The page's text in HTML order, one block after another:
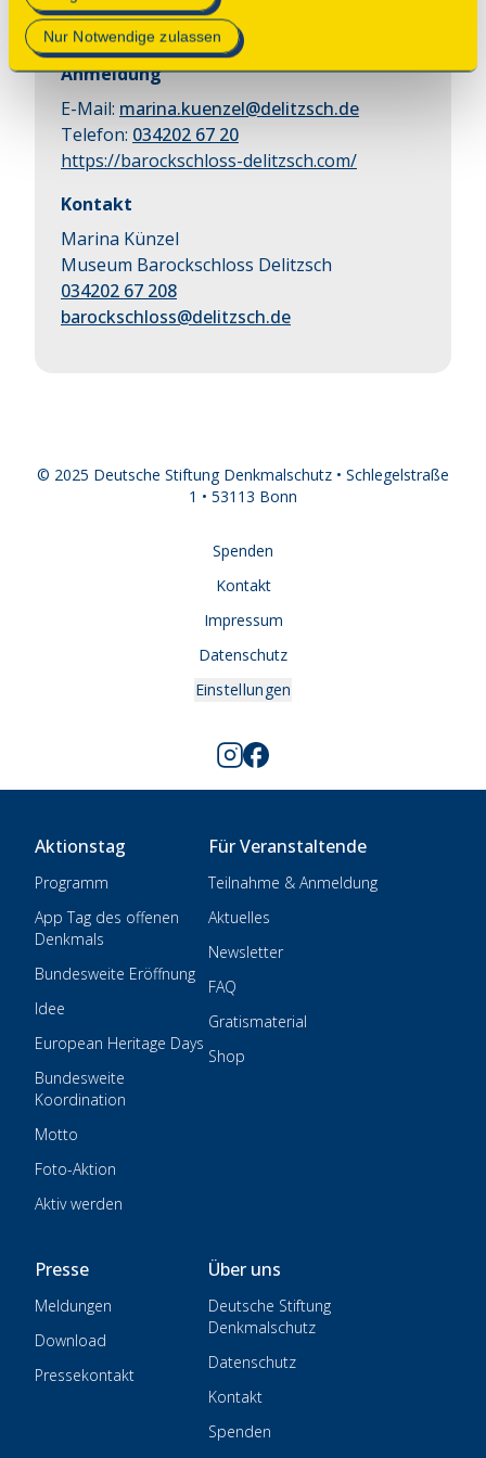
Datenschutzerklärung.
Nur Notwendige zulassen
Delitzsch.
Anmeldung
E-Mail: marina.kuenzel@delitzsch.de
Telefon: 034202 67 20
https://barockschloss-delitzsch.com/
Kontakt
Marina Künzel
Museum Barockschloss Delitzsch
034202 67 208
barockschloss@delitzsch.de
© 2025 Deutsche Stiftung Denkmalschutz • Schlegelstraße
1 • 53113 Bonn
Spenden
Kontakt
Impressum
Datenschutz
Einstellungen
Aktionstag
Programm
App Tag des offenen
Denkmals
Bundesweite Eröffnung
Idee
European Heritage Days
Bundesweite
Koordination
Motto
Foto-Aktion
Aktiv werden
Für Veranstaltende
Teilnahme & Anmeldung
Aktuelles
Newsletter
FAQ
Gratismaterial
Shop
Presse
Meldungen
Download
Pressekontakt
Über uns
Deutsche Stiftung
Denkmalschutz
Datenschutz
Kontakt
Spenden